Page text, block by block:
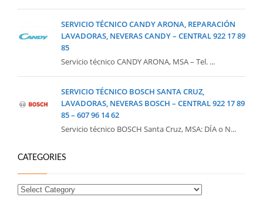
SERVICIO TÉCNICO CANDY ARONA, REPARACIÓN
LAVADORAS, NEVERAS CANDY – CENTRAL 922 17 89
85
Servicio técnico CANDY ARONA, MSA – Tel. ...
SERVICIO TÉCNICO BOSCH SANTA CRUZ,
LAVADORAS, NEVERAS BOSCH – CENTRAL 922 17 89
85 – 607 96 14 62
Servicio técnico BOSCH Santa Cruz, MSA: DÍA o N...
CATEGORIES